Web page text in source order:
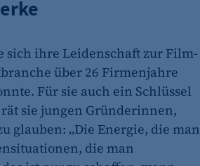
sich ihre Leidenschaft zur Film-
über 26 Firmenjahre
Für sie auch ein Schlüssel
sie jungen Gründerinnen,
glauben: „Die Energie, die man
die man